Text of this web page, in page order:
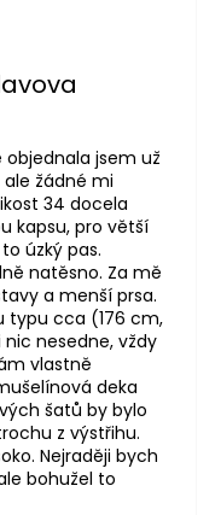
4 z 5 hvězdiček.
jsem už
žádné mi
34 docela
kapsu, pro větší
úzký pas.
natěsno. Za mě
a menší prsa.
typu cca (176 cm,
nesedne, vždy
vlastně
deka
šatů by bylo
z výstřihu.
Nejraději bych
bohužel to